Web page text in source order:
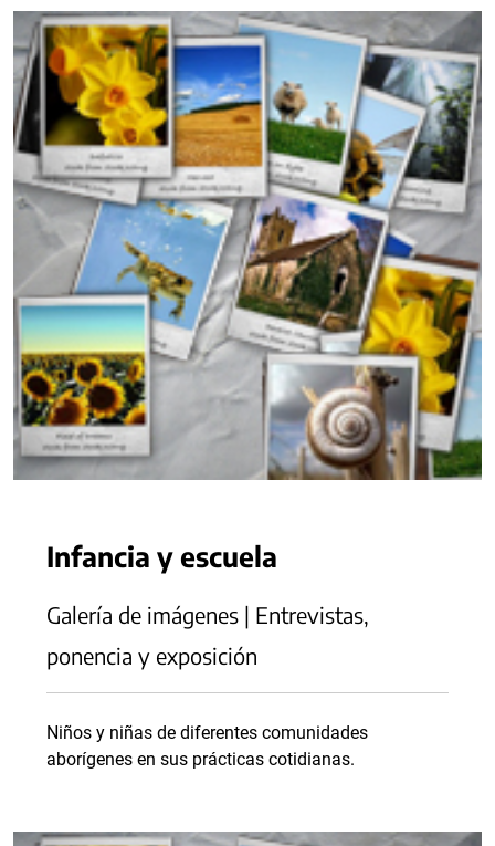
Infancia y escuela
Galería de imágenes | Entrevistas,
ponencia y exposición
Niños y niñas de diferentes comunidades
aborígenes en sus prácticas cotidianas.